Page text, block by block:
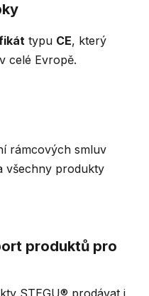
typu CE, který
celé Evropě.
rámcových smluv
všechny produkty
produktů pro